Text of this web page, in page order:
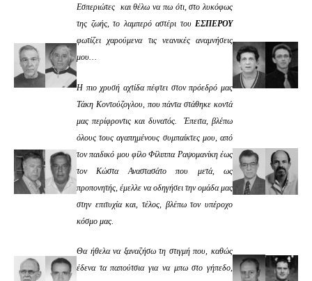
Εσπεριώτες και θέλω να πω ότι, στο λυκόφως
της ζωής, το λαμπερό αστέρι του ΕΣΠΕΡΟΥ
φωτίζει χαρούμενα τις νεανικές αναμνήσεις
μου…
Η πιο χρυσή αχτίδα πέφτει στον πρόεδρό μας
Τάκη Κοντούζογλου, που πάντα στάθηκε κοντά
μας περίφροντις και δυνατός. Έπειτα, βλέπω
όλους τους αγαπημένους συμπαίκτες μου, από
τον παιδικό μου φίλο Φίλιππα Ραψομανίκη έως
τον Κώστα Αναστασάτο που μετά, ως
προπονητής, έμελλε να οδηγήσει την ομάδα μας
στην επιτυχία και, τέλος, βλέπω τον υπέροχο
κόσμο μας.
Θα ήθελα να ξαναζήσω τη στιγμή που, καθώς
έδενα τα παπούτσια για να μπω στο γήπεδο,